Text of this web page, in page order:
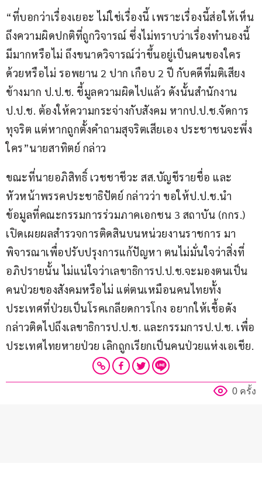
“ที่บอกว่าเรื่องเยอะ ไม่ใช่เรื่องนี้ เพราะเรื่องนี้ส่อให้เห็น
ถึงความผิดปกติที่ถูกวิจารณ์ ซึ่งไม่ทราบว่าเรื่องทำนองนี้
มีมากหรือไม่ ถึงขนาดวิจารณ์ว่าขึ้นอยู่เป็นคนของใคร
ด้วยหรือไม่ รอพยาน 2 ปาก เกือบ 2 ปี กับคดีที่มติเสียง
ข้างมาก ป.ป.ช. ชี้มูลความผิดไปแล้ว ดังนั้นสำนักงาน
ป.ป.ช. ต้องให้ความกระจ่างกับสังคม หากป.ป.ช.จัดการ
ทุจริต แต่หากถูกตั้งคำถามสุจริตเสียเอง ประชาชนจะพึ่ง
ใคร”นายสาทิตย์ กล่าว
ขณะที่นายอภิสิทธิ์ เวชชาชีวะ สส.บัญชีรายชื่อ และ
หัวหน้าพรรคประชาธิปัตย์ กล่าวว่า ขอให้ป.ป.ช.นำ
ข้อมูลที่คณะกรรมการร่วมภาคเอกชน 3 สถาบัน (กกร.)
เปิดเผยผลสำรวจการติดสินบนหน่วยงานราชการ มา
พิจารณาเพื่อปรับปรุงการแก้ปัญหา ตนไม่มั่นใจว่าสิ่งที่
อภิปรายนั้น ไม่แน่ใจว่าเลขาธิการป.ป.ช.จะมองตนเป็น
คนป่วยของสังคมหรือไม่ แต่ตนเหมือนคนไทยทั้ง
ประเทศที่ป่วยเป็นโรคเกลียดการโกง อยากให้เชื้อดัง
กล่าวติดไปถึงเลขาธิการป.ป.ช. และกรรมการป.ป.ช. เพื่อ
ประเทศไทยหายป่วย เลิกถูกเรียกเป็นคนป่วยแห่งเอเชีย.
0 ครั้ง